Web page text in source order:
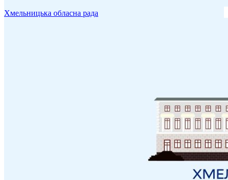
Хмельницька обласна рада